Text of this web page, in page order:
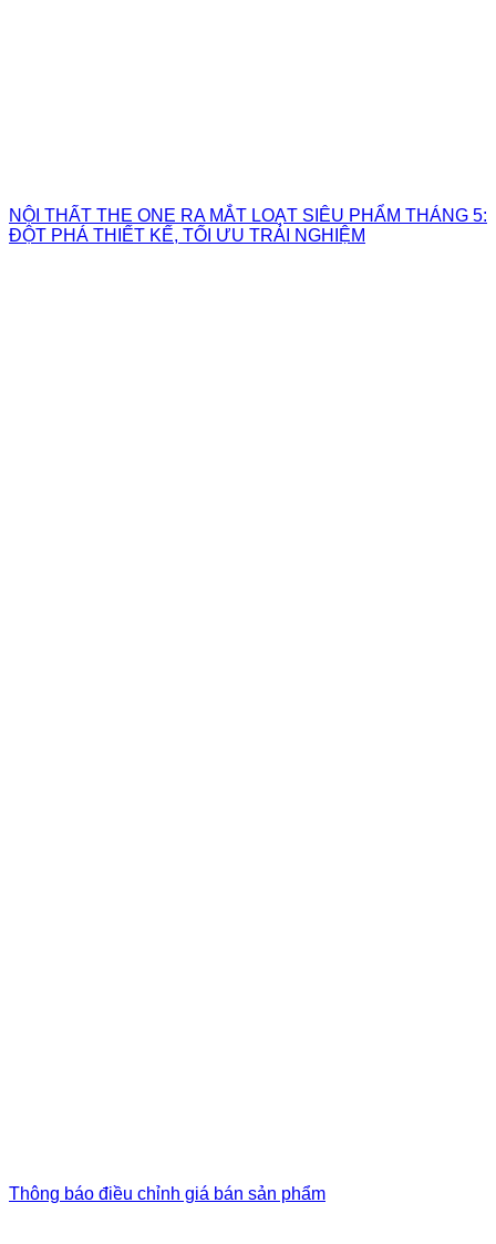
NỘI THẤT THE ONE RA MẮT LOẠT SIÊU PHẨM THÁNG 5:
ĐỘT PHÁ THIẾT KẾ, TỐI ƯU TRẢI NGHIỆM
Thông báo điều chỉnh giá bán sản phẩm